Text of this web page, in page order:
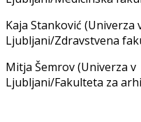
Kaja Stanković (Univerza
Ljubljani/Zdravstvena
Mitja Šemrov (Univerza v
Ljubljani/Fakulteta za